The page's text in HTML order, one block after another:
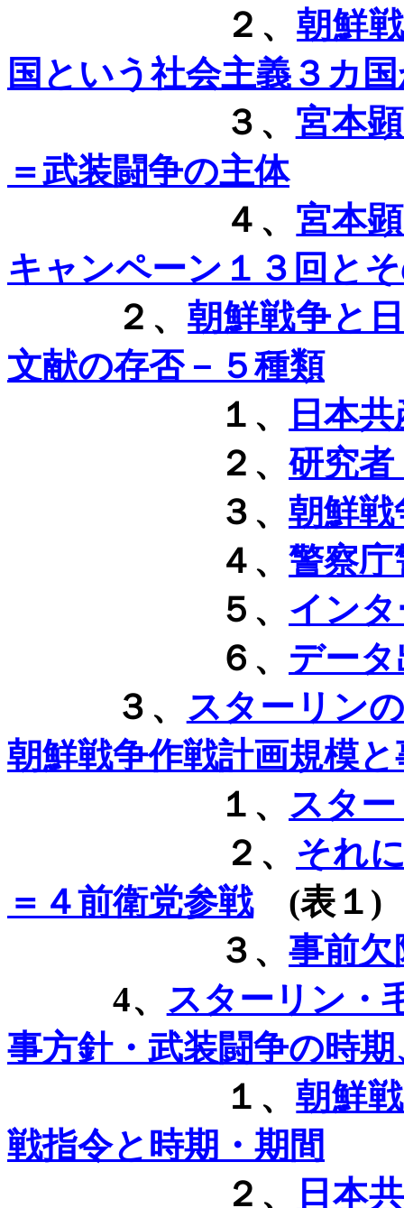
２、朝鮮
国という社会主義３カ
３、 宮本
＝武装闘争の主体
４、 宮本
キャンペーン１３回と
２、朝鮮戦争と
文献の存否－５種類
１、
日本
２、 研究者
３、 朝鮮戦
４、 警察
５、 イン
６、 デー
３、 スターリン
朝鮮戦争作戦計画規模
１、 スタ
２、 それ
＝４前衛党参戦
(表１ )
３、 事前
4、 スターリン・
事方針・武装闘争の時
１、朝鮮
戦指令と時期・期間
２、
日本